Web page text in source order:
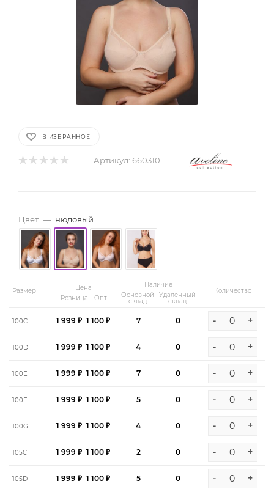
В ИЗБРАННОЕ
Артикул: 660310
Цвет — нюдовый
Размер
Цена
Розница
Опт
Наличие
Основной
склад
Удаленный
склад
Количество
100C 1 999 ₽ 1 100 ₽ 7 0 - +
100D 1 999 ₽ 1 100 ₽ 4 0 - +
100E 1 999 ₽ 1 100 ₽ 7 0 - +
100F 1 999 ₽ 1 100 ₽ 5 0 - +
100G 1 999 ₽ 1 100 ₽ 4 0 - +
105C 1 999 ₽ 1 100 ₽ 2 0 - +
105D 1 999 ₽ 1 100 ₽ 5 0 - +